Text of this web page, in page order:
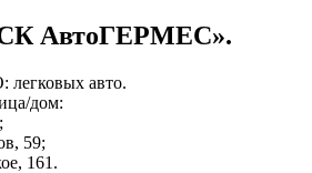
АвтоГЕРМЕС».
легковых авто.
дом:
59;
161.